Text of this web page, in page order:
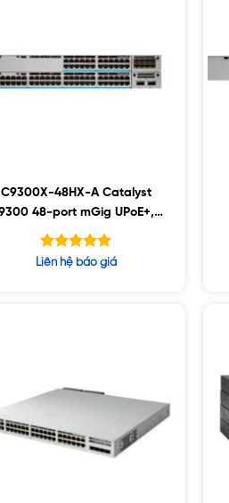
C9300X-48HX-A Catalyst
48-port mGig UPoE+,
Network Advantage
Được xếp
Liên hệ báo giá